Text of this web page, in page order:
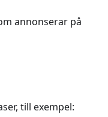
annonserar på
till exempel: